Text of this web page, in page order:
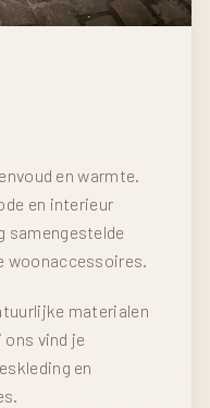
en warmte.
en interieur
samengestelde
woonaccessoires.
materialen
vind je
en